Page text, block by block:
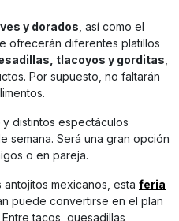
y dorados , así como el
ofrecerán diferentes platillos
tlacoyos y gorditas
Por supuesto, no faltarán
y distintos espectáculos
semana. Será una gran opción
o en pareja.
mexicanos, esta feria
puede convertirse en el plan
tacos, quesadillas,